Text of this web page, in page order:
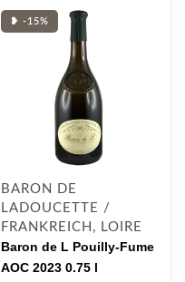
❥ -15%
BARON DE
LADOUCETTE /
FRANKREICH, LOIRE
Baron de L Pouilly-Fume
AOC 2023 0.75 l